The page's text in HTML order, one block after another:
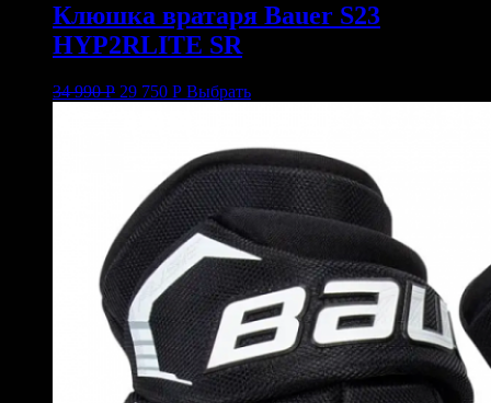
Клюшка вратаря Bauer S23
HYP2RLITE SR
34 990Р 29 750 Р Выбрать